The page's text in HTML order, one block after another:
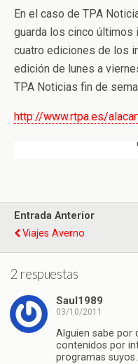
En el caso de TPA
guarda los cinco últimos
cuatro ediciones de los
edición de lunes a
TPA Noticias fin de
http://www.rtpa.es/
Entrada Anterior
Viajes Averno
2 respuestas
Saul1989
03/10/2011
Alguien sabe por
contenidos por
programas